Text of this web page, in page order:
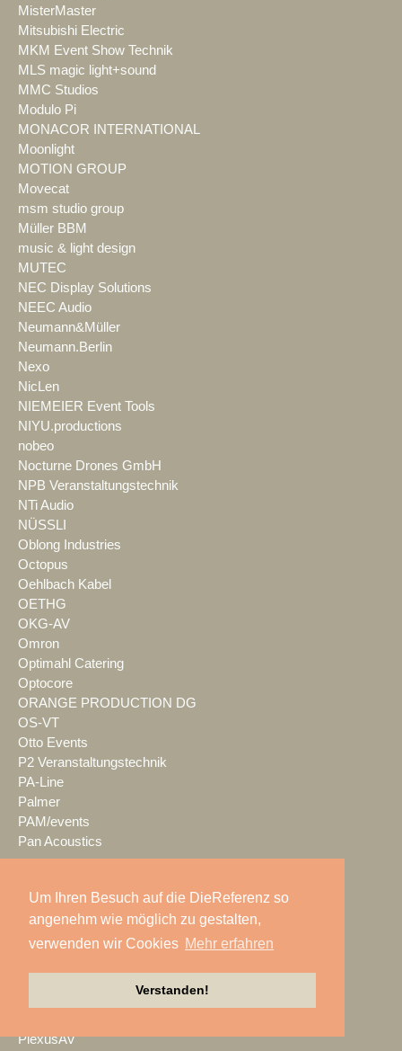
Um Ihren Besuch auf die DieReferenz so
angenehm wie möglich zu gestalten,
verwenden wir Cookies Mehr erfahren
Verstanden!
MisterMaster
Mitsubishi Electric
MKM Event Show Technik
MLS magic light+sound
MMC Studios
Modulo Pi
MONACOR INTERNATIONAL
Moonlight
MOTION GROUP
Movecat
msm studio group
Müller BBM
music & light design
MUTEC
NEC Display Solutions
NEEC Audio
Neumann&Müller
Neumann.Berlin
Nexo
NicLen
NIEMEIER Event Tools
NIYU.productions
nobeo
Nocturne Drones GmbH
NPB Veranstaltungstechnik
NTi Audio
NÜSSLI
Oblong Industries
Octopus
Oehlbach Kabel
OETHG
OKG-AV
Omron
Optimahl Catering
Optocore
ORANGE PRODUCTION DG
OS-VT
Otto Events
P2 Veranstaltungstechnik
PA-Line
Palmer
PAM/events
Pan Acoustics
pan-pro
Party Rent
Partylöwe
Peerless-AV
PlexusAV